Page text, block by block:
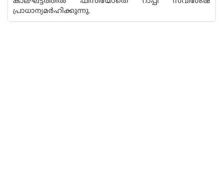
പ്രാധാന്യമർഹിക്കുന്നു.